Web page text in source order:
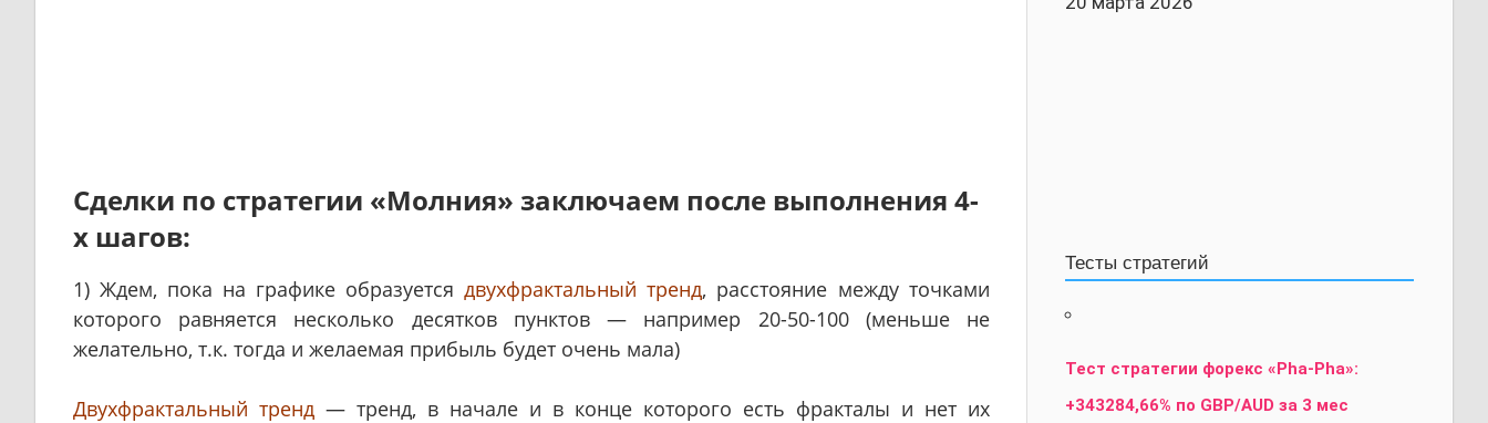
Сделки по стратегии «Молния» заключаем после выполнения 4-
х шагов:
1) Ждем, пока на графике образуется двухфрактальный тренд, расстояние между точками
которого равняется несколько десятков пунктов — например 20-50-100 (меньше не
желательно, т.к. тогда и желаемая прибыль будет очень мала)
Двухфрактальный тренд — тренд, в начале и в конце которого есть фракталы и нет их
Тесты стратегий
Тест стратегии форекс «Pha-Pha»:
+343284,66% по GBP/AUD за 3 мес